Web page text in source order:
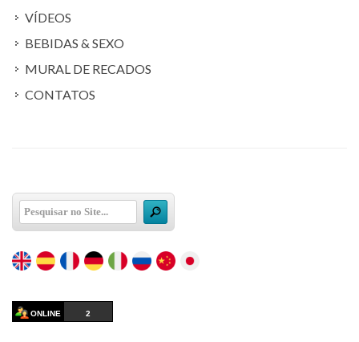
VÍDEOS
BEBIDAS & SEXO
MURAL DE RECADOS
CONTATOS
ONLINE 2